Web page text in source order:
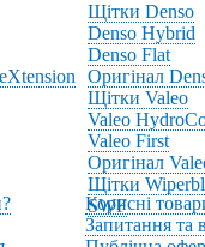
Щітки Denso
Denso Hybrid
Denso Flat
Оригінал
Щітки Valeo
Valeo
Valeo First
Оригінал
Щітки
SWF
Корисні
Запитання та